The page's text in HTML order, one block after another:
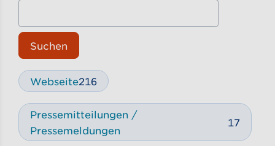
Suchen
Webseite216
Pressemitteilungen /
Pressemeldungen
17